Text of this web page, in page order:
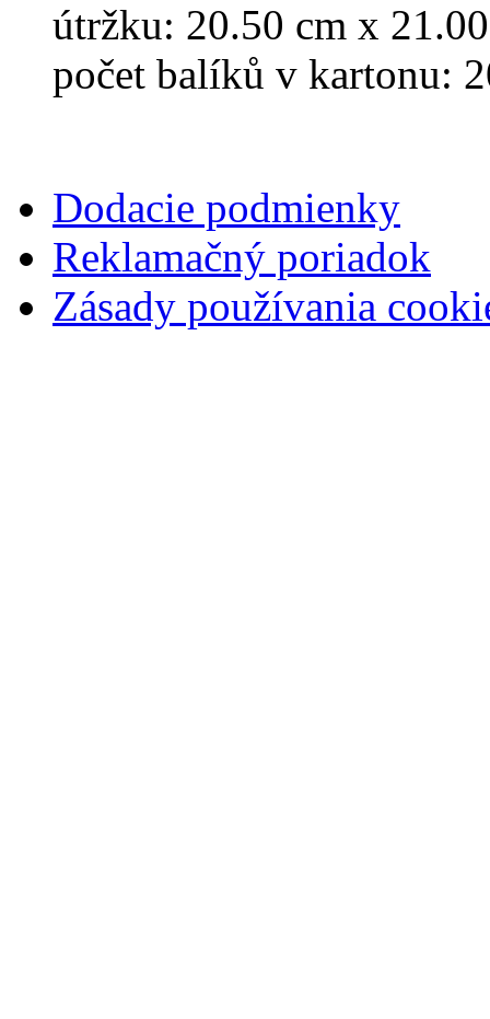
útržku: 20.50 cm x
počet balíků v kartonu:
Dodacie podmienky
Reklamačný poriadok
Zásady používania